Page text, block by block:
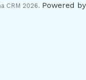
CRM 2026. Powered by